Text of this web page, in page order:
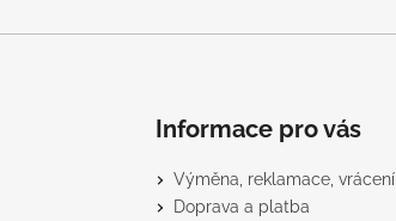
Informace pro vás
Výměna, reklamace, vrácení
Doprava a platba